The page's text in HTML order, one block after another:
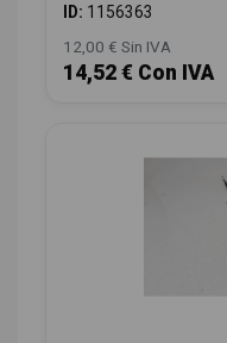
ID: 1156363
12,00 € Sin IVA
14,52 € Con IVA